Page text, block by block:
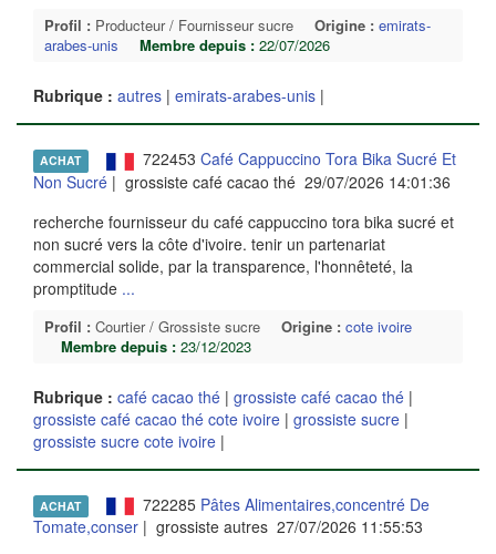
Profil : Producteur / Fournisseur sucre Origine : emirats-
arabes-unis
Membre depuis : 22/07/2026
Rubrique : autres | emirats-arabes-unis |
ACHAT 722453 Café Cappuccino Tora Bika Sucré Et
Non Sucré | grossiste café cacao thé 29/07/2026 14:01:36
recherche fournisseur du café cappuccino tora bika sucré et
non sucré vers la côte d'ivoire. tenir un partenariat
commercial solide, par la transparence, l'honnêteté, la
promptitude ...
Profil : Courtier / Grossiste sucre Origine : cote ivoire
Membre depuis : 23/12/2023
Rubrique : café cacao thé | grossiste café cacao thé |
grossiste café cacao thé cote ivoire | grossiste sucre |
grossiste sucre cote ivoire |
ACHAT 722285 Pâtes Alimentaires,concentré De
Tomate,conser | grossiste autres 27/07/2026 11:55:53